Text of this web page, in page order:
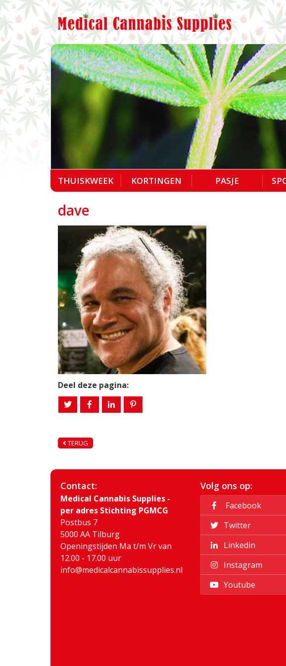
THUISKWEEK KORTINGEN PASJE
dave
Deel deze pagina:
TERUG
Contact:
Medical Cannabis Supplies -
per adres Stichting PGMCG
Postbus 7
5000 AA Tilburg
Openingstijden Ma t/m Vr van
12.00 - 17.00 uur
info@medicalcannabissupplies.nl
Volg ons op:
Facebook
Twitter
Linkedin
Instagram
Youtube